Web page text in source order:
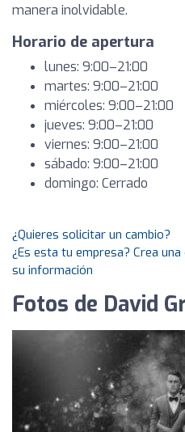
manera inolvidable.
Horario de apertura
lunes: 9:00–21:00
martes: 9:00–21:00
miércoles: 9:00–21:00
jueves: 9:00–21:00
viernes: 9:00–21:00
sábado: 9:00–21:00
domingo: Cerrado
¿Quieres solicitar un cambio?
¿Es esta tu empresa? Crea
su información
Fotos de David